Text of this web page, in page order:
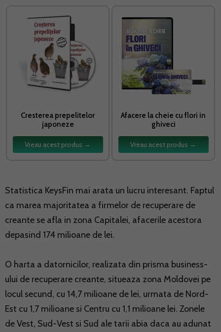
Cresterea prepelitelor
japoneze
Vreau acest produs →
Afacere la cheie cu flori in
ghiveci
Vreau acest produs →
Statistica KeysFin mai arata un lucru interesant. Faptul
ca marea majoritatea a firmelor de recuperare de
creante se afla in zona Capitalei, afacerile acestora
depasind 174 milioane de lei.
O harta a datornicilor, realizata din prisma business-
ului de recuperare creante, situeaza zona Moldovei pe
locul secund, cu 14,7 milioane de lei, urmata de Nord-
Est cu 1,7 milioane si Centru cu 1,1 milioane lei. Zonele
de Vest, Sud-Vest si Sud ale tarii abia daca au adunat